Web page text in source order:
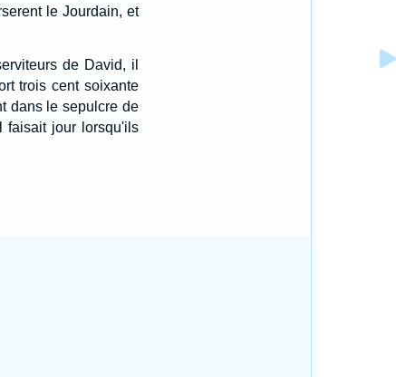
le Jourdain, et
de David, il
trois cent soixante
dans le sepulcre de
faisait jour lorsqu'ils